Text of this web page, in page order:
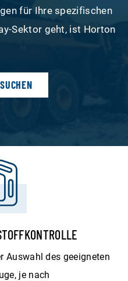
für Ihre spezifischen
Sektor geht, ist Horton
Auswahl des geeigneten
je nach